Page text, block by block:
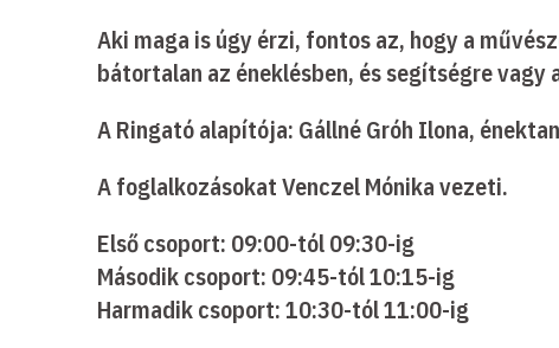
Aki maga is úgy érzi, fontos az, hogy a
bátortalan az éneklésben, és segítségre
A Ringató alapítója: Gállné Gróh Ilona,
A foglalkozásokat Venczel Mónika vezeti.
Első csoport: 09:00-tól 09:30-ig
Második csoport: 09:45-tól 10:15-ig
Harmadik csoport: 10:30-tól 11:00-ig